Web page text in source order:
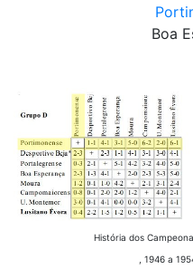
Boa
História dos
, 1946 a